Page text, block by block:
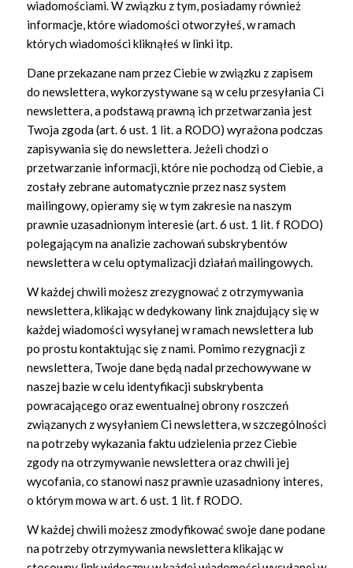
wiadomościami. W związku z tym, posiadamy również
informacje, które wiadomości otworzyłeś, w ramach
których wiadomości kliknąłeś w linki itp.
Dane przekazane nam przez Ciebie w związku z zapisem
do newslettera, wykorzystywane są w celu przesyłania Ci
newslettera, a podstawą prawną ich przetwarzania jest
Twoja zgoda (art. 6 ust. 1 lit. a RODO) wyrażona podczas
zapisywania się do newslettera. Jeżeli chodzi o
przetwarzanie informacji, które nie pochodzą od Ciebie, a
zostały zebrane automatycznie przez nasz system
mailingowy, opieramy się w tym zakresie na naszym
prawnie uzasadnionym interesie (art. 6 ust. 1 lit. f RODO)
polegającym na analizie zachowań subskrybentów
newslettera w celu optymalizacji działań mailingowych.
W każdej chwili możesz zrezygnować z otrzymywania
newslettera, klikając w dedykowany link znajdujący się w
każdej wiadomości wysyłanej w ramach newslettera lub
po prostu kontaktując się z nami. Pomimo rezygnacji z
newslettera, Twoje dane będą nadal przechowywane w
naszej bazie w celu identyfikacji subskrybenta
powracającego oraz ewentualnej obrony roszczeń
związanych z wysyłaniem Ci newslettera, w szczególności
na potrzeby wykazania faktu udzielenia przez Ciebie
zgody na otrzymywanie newslettera oraz chwili jej
wycofania, co stanowi nasz prawnie uzasadniony interes,
o którym mowa w art. 6 ust. 1 lit. f RODO.
W każdej chwili możesz zmodyfikować swoje dane podane
na potrzeby otrzymywania newslettera klikając w